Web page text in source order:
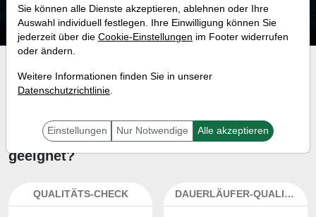
Investment-Check:
Kaufempfehlung?
Ist die Aktie von Chimerix zum
Kaufen und Liegenlassen
geeignet?
QUALITÄTS-CHECK DAUERLÄUFER-QUALITÄTEN
Sie können alle Dienste akzeptieren, ablehnen oder Ihre
Auswahl individuell festlegen. Ihre Einwilligung können Sie
jederzeit über die Cookie-Einstellungen im Footer widerrufen
oder ändern.
Weitere Informationen finden Sie in unserer
Datenschutzrichtlinie.
Einstellungen Nur Notwendige Alle akzeptieren